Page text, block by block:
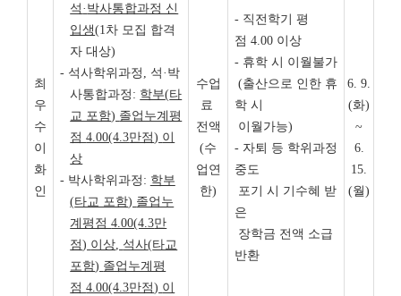
최
우
수
이
화
인
석 · 박사통합과정 신
입생(1차 모집 합격
자 대상)
- 석사학위과정, 석·박
사통합과정: 학부(타
교 포함) 졸업누계평
점4.00(4.3만점) 이
상
- 박사학위과정: 학부
(타교 포함) 졸업누
계평점4.00(4.3만
점) 이상 석사(타교
포함) 졸업누계평
점4.00(4.3만점) 이
수업
료
전액
(수
업연
한)
- 직전학기 평
점 4.00 이상
- 휴학 시 이월불가
(출산으로 인한 휴
학 시
이월가능)
- 자퇴 등 학위과정
중도
포기 시 기수혜 받
은
장학금 전액 소급
반환
6. 9.
(화)
~
6.
15.
(월)